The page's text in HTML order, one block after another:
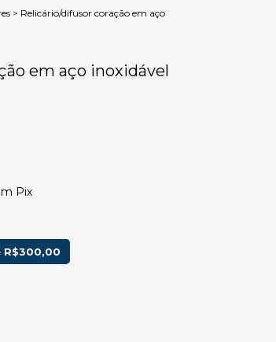
> Relicário/difusor coração em aço
em aço inoxidável
Pix
R$300,00